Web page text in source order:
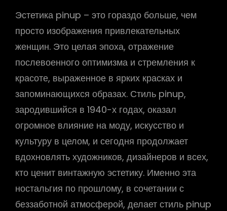
Эстетика pinup – это гораздо больше, чем
просто изображения привлекательных
женщин. Это целая эпоха, отражение
послевоенного оптимизма и стремления к
красоте, выраженное в ярких красках и
запоминающихся образах. Стиль pinup,
зародившийся в 1940-х годах, оказал
огромное влияние на моду, искусство и
культуру в целом, и сегодня продолжает
вдохновлять художников, дизайнеров и всех,
кто ценит винтажную эстетику. Именно эта
ностальгия по прошлому, в сочетании с
беззаботной атмосферой, делает стиль pinup